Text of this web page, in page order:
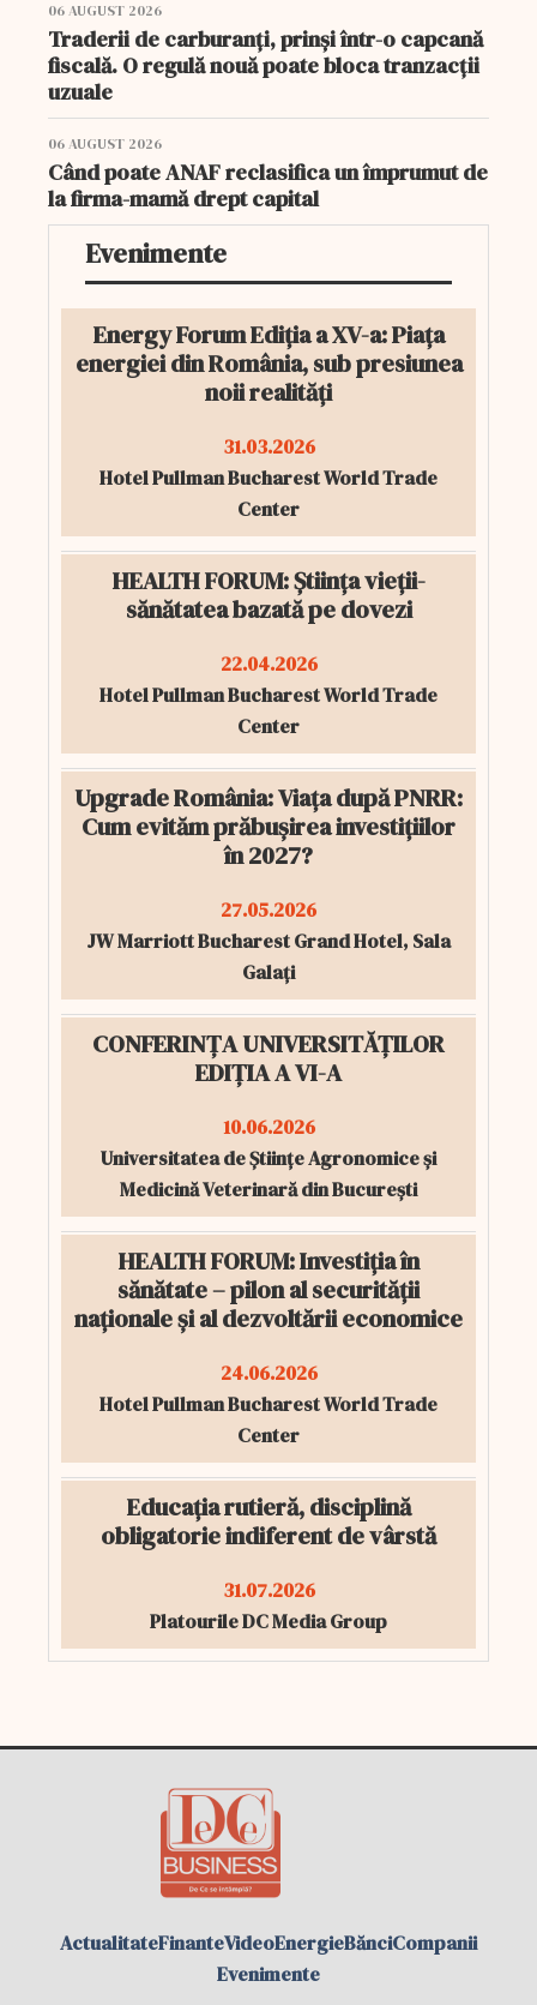
06 AUGUST 2026
Traderii de carburanți, prinși într-o capcană
fiscală. O regulă nouă poate bloca tranzacții
uzuale
06 AUGUST 2026
Când poate ANAF reclasifica un împrumut de
la firma-mamă drept capital
Evenimente
Energy Forum Ediția a XV-a: Piața
energiei din România, sub presiunea
noii realități
31.03.2026
Hotel Pullman Bucharest World Trade
Center
HEALTH FORUM: Știința vieții-
sănătatea bazată pe dovezi
22.04.2026
Hotel Pullman Bucharest World Trade
Center
Upgrade România: Viața după PNRR:
Cum evităm prăbușirea investițiilor
în 2027?
27.05.2026
JW Marriott Bucharest Grand Hotel, Sala
Galați
CONFERINȚA UNIVERSITĂȚILOR
EDIȚIA A VI-A
10.06.2026
Universitatea de Științe Agronomice și
Medicină Veterinară din București
HEALTH FORUM: Investiția în
sănătate – pilon al securității
naționale și al dezvoltării economice
24.06.2026
Hotel Pullman Bucharest World Trade
Center
Educația rutieră, disciplină
obligatorie indiferent de vârstă
31.07.2026
Platourile DC Media Group
ActualitateFinanteVideoEnergieBănciCompanii
Evenimente